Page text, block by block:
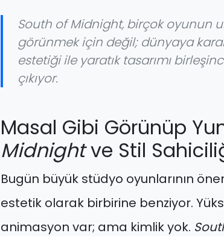
South of Midnight, birçok oyunun
görünmek için değil; dünyaya
estetiği ile yaratık tasarımı
çıkıyor.
Masal Gibi Görünüp
Midnightve Stil
Bugün büyük stüdyo oyunlarının
estetik olarak birbirine benziyor.
animasyon var; ama kimlik yok.